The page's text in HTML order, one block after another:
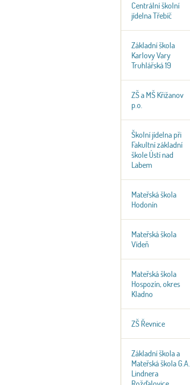
Centrální školní
jídelna Třebíč
Základní škola
Karlovy Vary
Truhlářská 19
ZŠ a MŠ Křižanov
p.o.
Školní jídelna při
Fakultní základní
škole Ústí nad
Labem
Mateřská škola
Hodonín
Mateřská škola
Vídeň
Mateřská škola
Hospozín, okres
Kladno
ZŠ Řevnice
Základní škola a
Mateřská škola G.A.
Lindnera